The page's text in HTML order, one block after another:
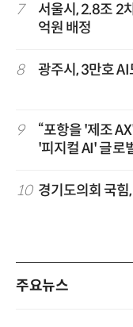
7
서울시, 2.8조 2
억원 배정
8 광주시, 3만호
9
“포항을 '제조
'피지컬 AI' 글로
10 경기도의회 국힘
주요뉴스